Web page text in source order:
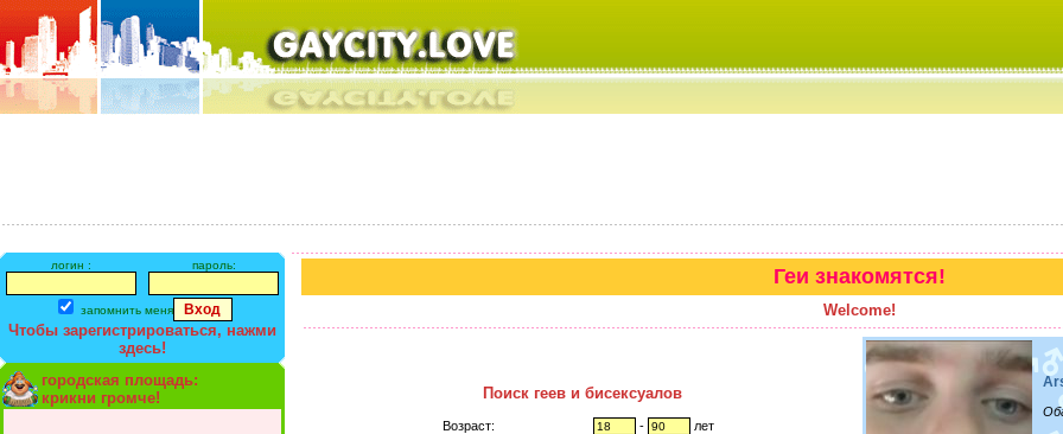
логин : пароль:
запомнить меня
Чтобы зарегистрироваться, нажми
здесь!
городская площадь:
крикни громче!
Геи знакомятся!
Welcome!
Поиск геев и бисексуалов
Возраст: -
лет